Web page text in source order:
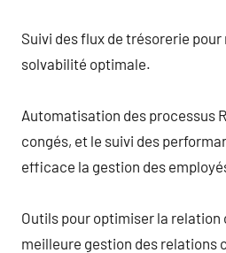
Suivi des flux de trésorerie
solvabilité optimale.
Automatisation des processus
congés, et le suivi des
efficace la gestion des
Outils pour optimiser la
meilleure gestion des relations